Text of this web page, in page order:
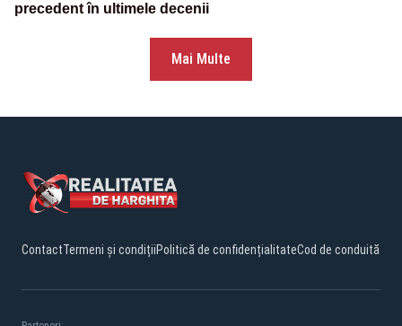
precedent în ultimele decenii
Mai Multe
ContactTermeni și condițiiPolitică de confidențialitateCod de conduită